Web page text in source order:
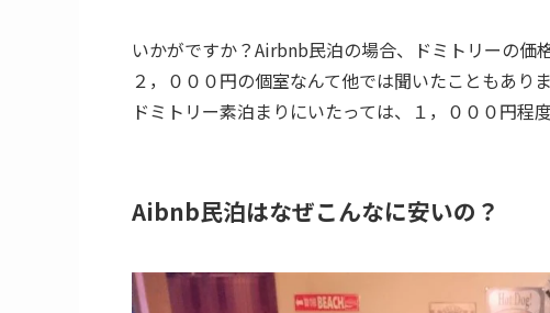
いかがですか？Airbnb民泊の場合、ドミトリーの価
２，０００円の個室なんて他では聞いたこともあり
ドミトリー素泊まりにいたっては、１，０００円程
Aibnb民泊はなぜこんなに安いの？